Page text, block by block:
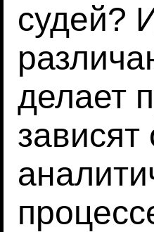
судей?
делает
зависят